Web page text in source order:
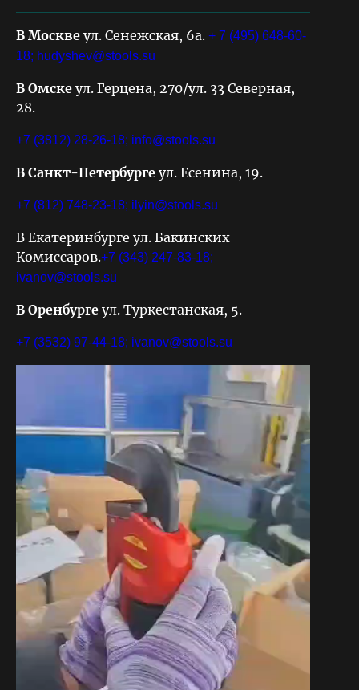
В Москве ул. Сенежская, 6а. + 7 (495) 648-60-
18; hudyshev@stools.su
В Омске ул. Герцена, 270/ул. 33 Северная,
28.
+7 (3812) 28-26-18; info@stools.su
В Санкт-Петербурге ул. Есенина, 19.
+7 (812) 748-23-18; ilyin@stools.su
В Екатеринбурге ул. Бакинских
Комиссаров.+7 (343) 247-83-18;
ivanov@stools.su
В Оренбурге ул. Туркестанская, 5.
+7 (3532) 97-44-18; ivanov@stools.su